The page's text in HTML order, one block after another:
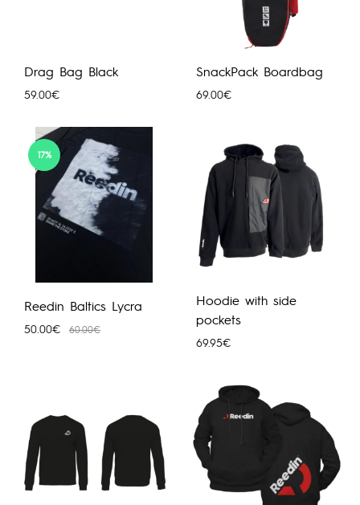
Drag Bag Black
59.00€
SnackPack Boardbag
69.00€
17%
Reedin Baltics Lycra
50.00€ 60.00€
Hoodie with side
pockets
69.95€